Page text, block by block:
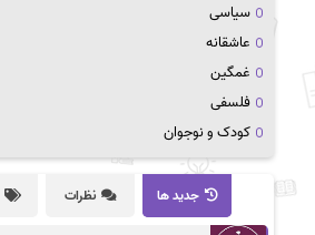
سیاسی
عاشقانه
غمگین
فلسفی
کودک و نوجوان
جدید ها نظرات